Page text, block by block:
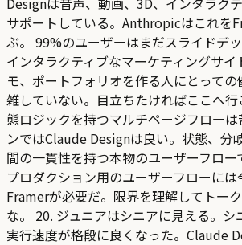
サポートしている。Anthropicはこれを
ぶ。 99%のユーザーはまだスライドデッ
インタラクティブなマーケティングサ
モ、ポートフォリオを作る人にとって
雑していない。目立ちたければここへ
態ロジックを持つマルチページフロー
ンではClaude Designは良い。状態、分
間の一貫性を持つ本物のユーザーフロー
プロダクション用のユーザーフローに
Framerが必要だ。限界を理解してトー
な。 20. ジュニアはシニアに見える。シ
実行速度が格段に良くなった。Claude